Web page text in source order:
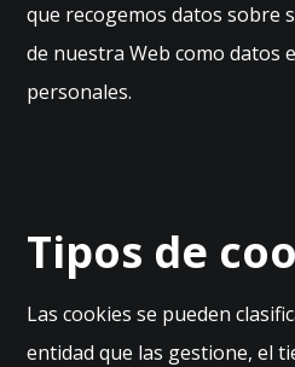
que recogemos datos sobre
de nuestra Web como datos
personales.
Tipos de
Las cookies se pueden
entidad que las gestione, el